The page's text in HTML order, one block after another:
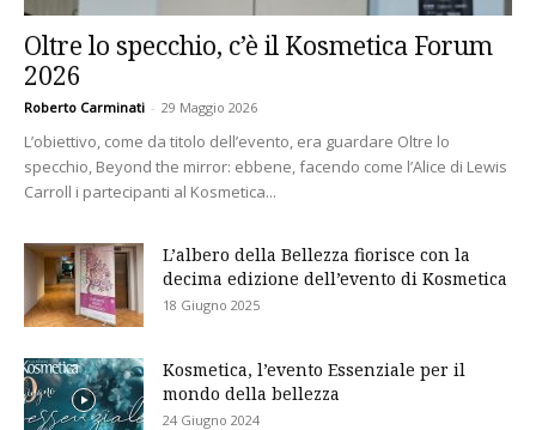
Oltre lo specchio, c’è il Kosmetica Forum
2026
Roberto Carminati - 29 Maggio 2026
L’obiettivo, come da titolo dell’evento, era guardare Oltre lo
specchio, Beyond the mirror: ebbene, facendo come l’Alice di Lewis
Carroll i partecipanti al Kosmetica...
L’albero della Bellezza fiorisce con la
decima edizione dell’evento di Kosmetica
18 Giugno 2025
Kosmetica, l’evento Essenziale per il
mondo della bellezza
24 Giugno 2024